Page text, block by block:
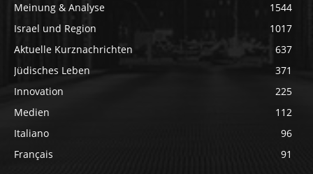
Meinung & Analyse
1544
Israel und Region
1017
Aktuelle Kurznachrichten
637
Jüdisches Leben
371
Innovation
225
Medien
112
Italiano
96
Français
91